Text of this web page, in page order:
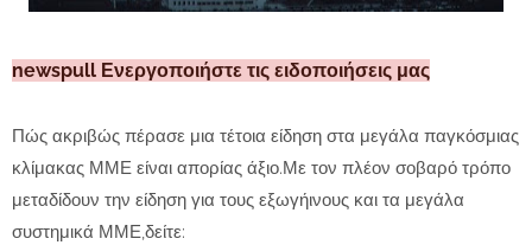
newspull Ενεργοποιήστε τις ειδοποιήσεις μας
Πώς ακριβώς πέρασε μια τέτοια είδηση στα μεγάλα παγκόσμιας
κλίμακας ΜΜΕ είναι απορίας άξιο.Με τον πλέον σοβαρό τρόπο
μεταδίδουν την είδηση για τους εξωγήινους και τα μεγάλα
συστημικά ΜΜΕ,δείτε: